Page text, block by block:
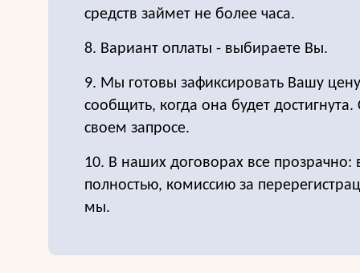
средств займет не более часа.
8. Вариант оплаты - выбираете Вы.
9. Мы готовы зафиксировать Вашу
сообщить, когда она будет
своем запросе.
10. В наших договорах все прозрачно:
полностью, комиссию за
мы.